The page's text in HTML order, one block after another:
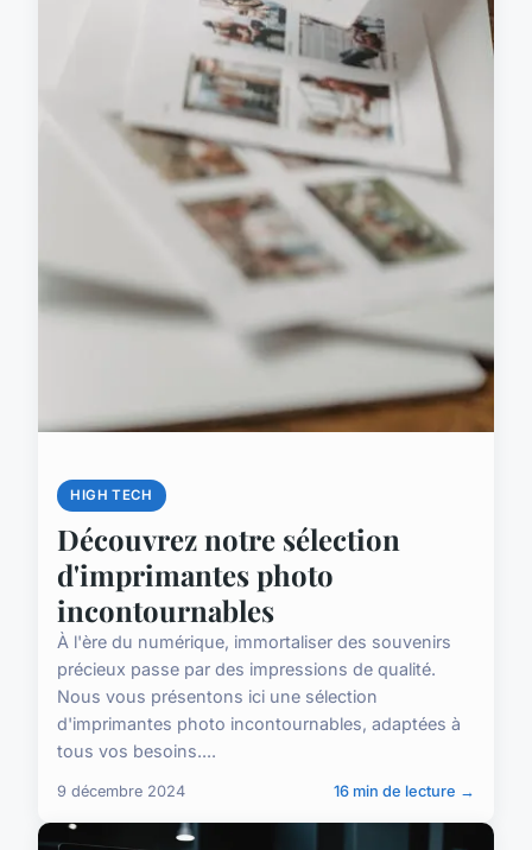
HIGH TECH
Découvrez notre sélection
d'imprimantes photo
incontournables
À l'ère du numérique, immortaliser des souvenirs
précieux passe par des impressions de qualité.
Nous vous présentons ici une sélection
d'imprimantes photo incontournables, adaptées à
tous vos besoins....
9 décembre 2024 16 min de lecture →